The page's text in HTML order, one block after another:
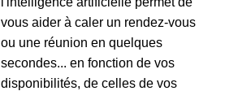
vous aider à caler un rendez-vous
ou une réunion en quelques
secondes... en fonction de vos
disponibilités, de celles de vos